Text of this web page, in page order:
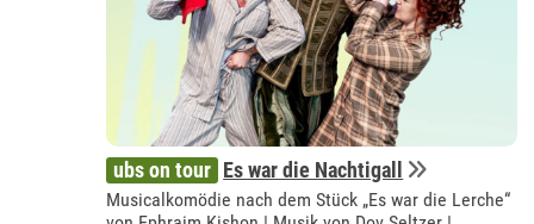
ubs on tour Es war die Nachtigall
Musicalkomödie nach dem Stück „Es war die Lerche“